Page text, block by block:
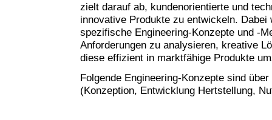
zielt darauf ab, kundenorientierte und
innovative Produkte zu entwickeln.
spezifische Engineering-Konzepte und -
Anforderungen zu analysieren, kreative
diese effizient in marktfähige Produkte
Folgende Engineering-Konzepte sind
(Konzeption, Entwicklung Hertstellung,